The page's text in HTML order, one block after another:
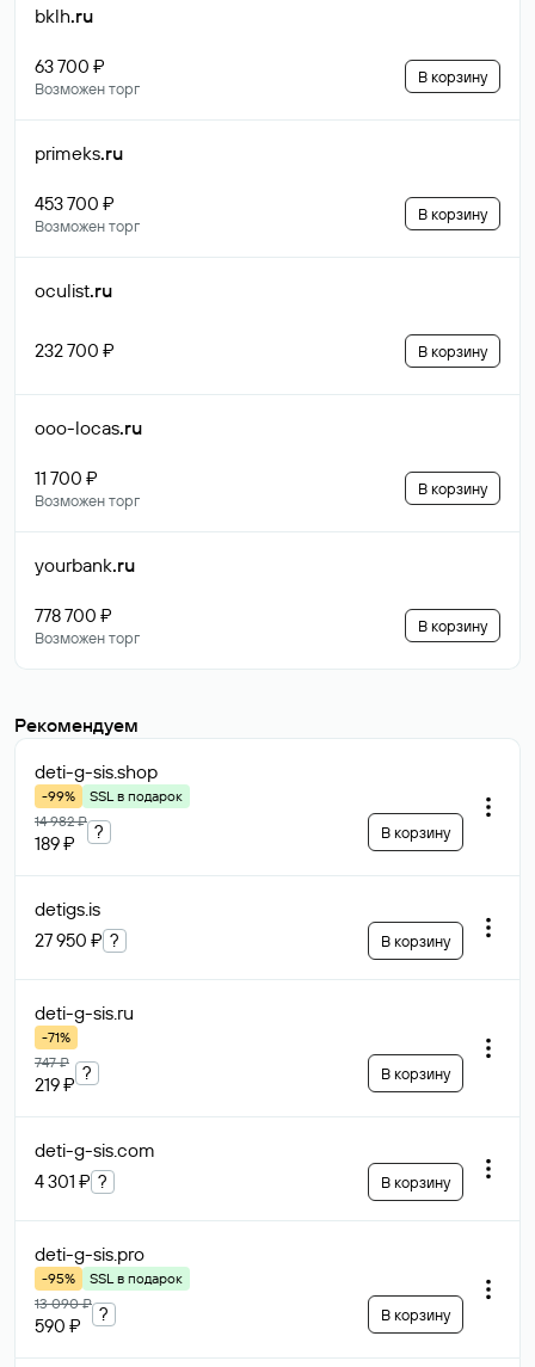
bklh.ru
63 700 ₽
Возможен торг
В корзину
primeks.ru
453 700 ₽
Возможен торг
В корзину
oculist.ru
232 700 ₽ В корзину
ooo-locas.ru
11 700 ₽
Возможен торг
В корзину
yourbank.ru
778 700 ₽
Возможен торг
В корзину
Рекомендуем
deti-g-sis.shop
-99%
SSL в подарок
14 982 ₽
189 ₽
? В корзину
detigs.is
27 950 ₽ ? В корзину
deti-g-sis.ru
-71%
747 ₽
219 ₽
? В корзину
deti-g-sis.com
4 301 ₽ ? В корзину
deti-g-sis.pro
-95%
SSL в подарок
13 090 ₽
590 ₽
? В корзину